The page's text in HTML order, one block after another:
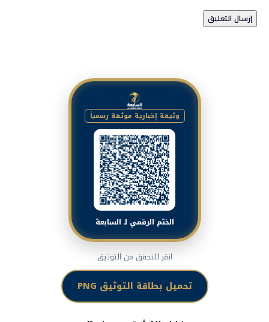
وثيقة إخبارية موثقة رسمياً
الختم الرقمي لـ السابعة
انقر للتحقق من التوثيق
تحميل بطاقة التوثيق PNG